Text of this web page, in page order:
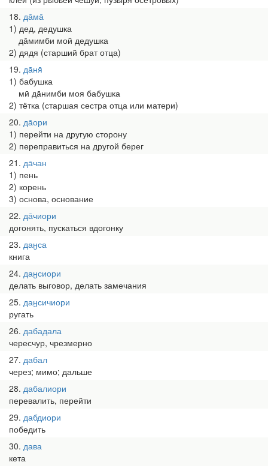
18 да̄ма̄
1) дед, дедушка
да̄мимби мой дедушка
2) дядя (старший брат отца)
19 да̄ня̄
1) бабушка
мӣ да̄нимби моя бабушка
2) тётка (старшая сестра отца или матери)
20 да̄ори
1) перейти на другую сторону
2) переправиться на другой берег
21 да̄чан
1) пень
2) корень
3) основа, основание
22 да̄чиори
догонять, пускаться вдогонку
23 даӈса
книга
24 даӈсиори
делать выговор, делать замечания
25 даӈсичиори
ругать
26 дабадала
чересчур, чрезмерно
27 дабал
через; мимо; дальше
28 дабалиори
перевалить, перейти
29 дабдиори
победить
30 дава
кета